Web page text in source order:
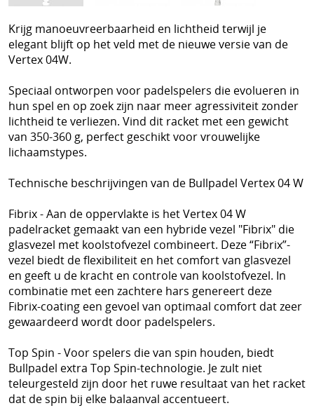
Tennis
Trainers Materiaal
Krijg manoeuvreerbaarheid en lichtheid terwijl je
elegant blijft op het veld met de nieuwe versie van de
Vertex 04W.
Speciaal ontworpen voor padelspelers die evolueren in
hun spel en op zoek zijn naar meer agressiviteit zonder
lichtheid te verliezen. Vind dit racket met een gewicht
van 350-360 g, perfect geschikt voor vrouwelijke
lichaamstypes.
Technische beschrijvingen van de Bullpadel Vertex 04 W
Fibrix - Aan de oppervlakte is het Vertex 04 W
padelracket gemaakt van een hybride vezel "Fibrix" die
glasvezel met koolstofvezel combineert. Deze “Fibrix”-
vezel biedt de flexibiliteit en het comfort van glasvezel
en geeft u de kracht en controle van koolstofvezel. In
combinatie met een zachtere hars genereert deze
Fibrix-coating een gevoel van optimaal comfort dat zeer
gewaardeerd wordt door padelspelers.
Top Spin - Voor spelers die van spin houden, biedt
Bullpadel extra Top Spin-technologie. Je zult niet
teleurgesteld zijn door het ruwe resultaat van het racket
dat de spin bij elke balaanval accentueert.